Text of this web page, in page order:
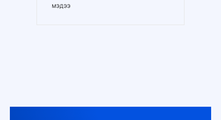
МЭДЭЭ